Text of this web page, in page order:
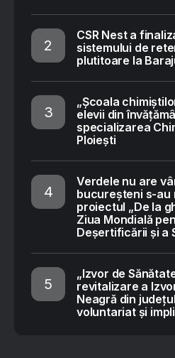
CSR Nest a
sistemului de
plutitoare la
„Școala
elevii din
specializarea
Ploiești
Verdele nu are
bucureșteni s-au
proiectul „De la
Ziua Mondială
Deșertificării și a
„Izvor de
revitalizare a
Neagră din
voluntariat și